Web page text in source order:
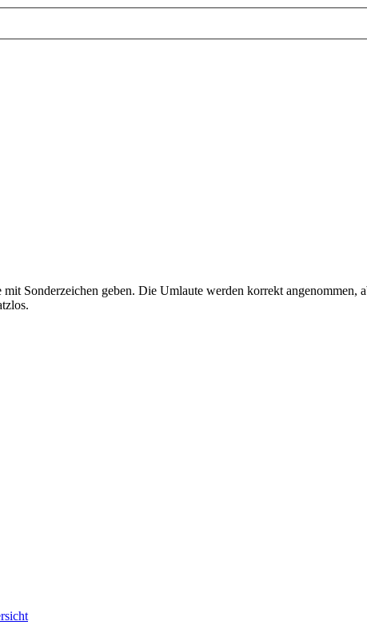
Sonderzeichen geben. Die Umlaute werden korrekt angenommen,